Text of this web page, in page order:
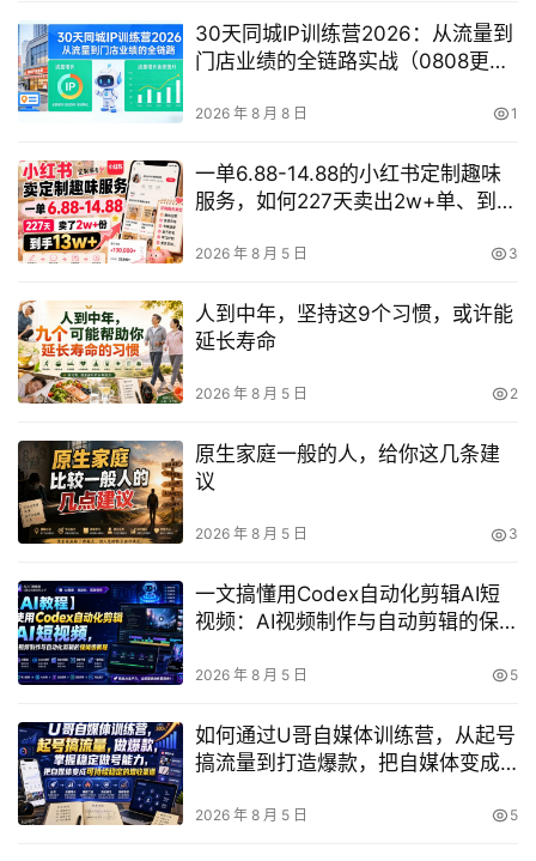
30天同城IP训练营2026：从流量到
门店业绩的全链路实战（0808更
2026 年 8 月 8 日 1
一单6.88-14.88的小红书定制趣味
服务，如何227天卖出2w+单、到手
2026 年 8 月 5 日 3
人到中年，坚持这9个习惯，或许能
延长寿命
2026 年 8 月 5 日 2
原生家庭一般的人，给你这几条建
议
2026 年 8 月 5 日 3
一文搞懂用Codex自动化剪辑AI短
视频：AI视频制作与自动剪辑的保
2026 年 8 月 5 日 5
如何通过U哥自媒体训练营，从起号
搞流量到打造爆款，把自媒体变成
2026 年 8 月 5 日 5